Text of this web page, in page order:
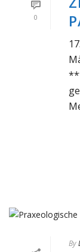
0
By